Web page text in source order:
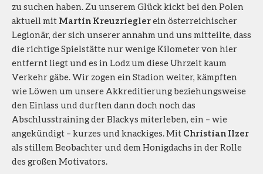
zu suchen haben. Zu unserem Glück kickt bei den Polen
aktuell mit Martin Kreuzrieglerein österreichischer
Legionär, der sich unserer annahm und uns mitteilte, dass
die richtige Spielstätte nur wenige Kilometer von hier
entfernt liegt und es in Lodz um diese Uhrzeit kaum
Verkehr gäbe. Wir zogen ein Stadion weiter, kämpften
wie Löwen um unsere Akkreditierung beziehungsweise
den Einlass und durften dann doch noch das
Abschlusstraining der Blackys miterleben, ein – wie
angekündigt – kurzes und knackiges. Mit Christian Ilzer
als stillem Beobachter und dem Honigdachs in der Rolle
des großen Motivators.